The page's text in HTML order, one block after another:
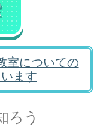
室についての
ます
ろう